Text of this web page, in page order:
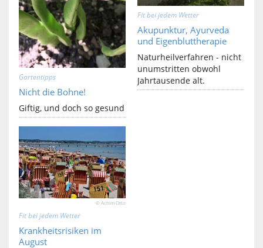
Gartentipps
Nicht die Bohne!
Giftig, und doch so gesund
© Achim Otto
Fit bei jedem Wetter
Krankheitsrisiken im
August
Fit bei jedem Wetter
Akupunktur, Ayurveda
und Eigenbluttherapie
Naturheilverfahren - nicht
unumstritten obwohl
Jahrtausende alt.